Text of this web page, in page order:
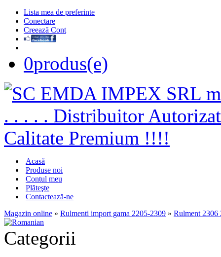
Lista mea de preferinte
Conectare
Creează Cont
0produs(e)
Acasă
Produse noi
Contul meu
Plăteşte
Contactează-ne
Magazin online » Rulmenti import gama 2205-2309 » Rulment 2306
Categorii